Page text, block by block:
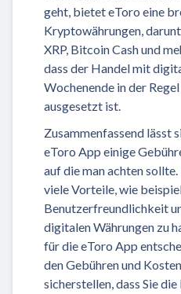
geht, bietet eToro eine
Kryptowährungen,
XRP, Bitcoin Cash und
dass der Handel mit
Wochenende in der
ausgesetzt ist.
Zusammenfassend lässt
eToro App einige
auf die man achten
viele Vorteile, wie
Benutzerfreundlichkeit
digitalen Währungen zu
für die eToro App
den Gebühren und
sicherstellen, dass Sie